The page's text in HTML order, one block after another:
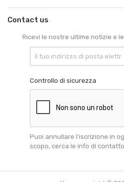
Contact us
Ricevi le nostre ultime notizie e
Controllo di sicurezza
Puoi annullare l'iscrizione in
scopo, cerca le info di